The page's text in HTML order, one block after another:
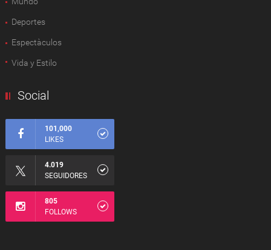
Deportes
Espectàculos
Vida y Estilo
Social
101,000
LIKES
4.019
SEGUIDORES
805
FOLLOWS